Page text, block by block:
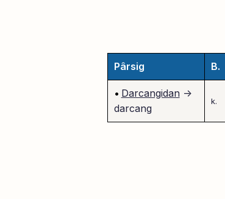
Pârsig B.
• Darcangidan->
darcang
k.